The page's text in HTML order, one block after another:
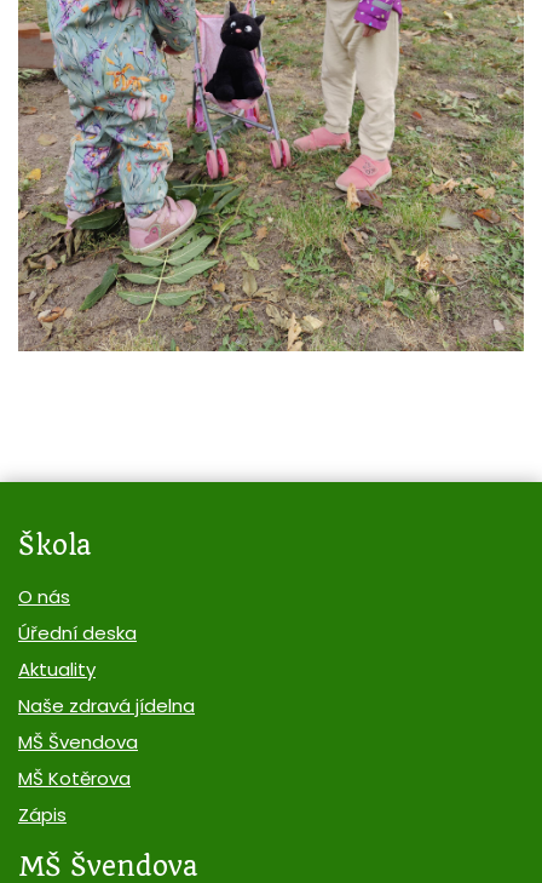
Škola
O nás
Úřední deska
Aktuality
Naše zdravá jídelna
MŠ Švendova
MŠ Kotěrova
Zápis
MŠ Švendova